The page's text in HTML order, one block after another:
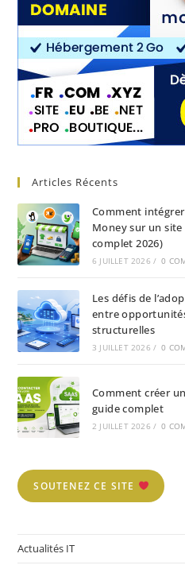
Articles Récents
Comment
Money sur un
complet 2026)
6 JUILLET 2026 / 0
Les défis de
entre
structurelles
3 JUILLET 2026 / 0
Comment créer
guide complet
2 JUILLET 2026 / 0
SOUTENEZ CE SITE
Actualités IT